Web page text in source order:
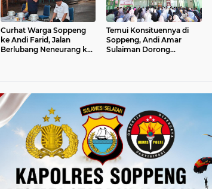
Curhat Warga Soppeng
ke Andi Farid, Jalan
Berlubang Neneurang ke
Temui Konsituennya di
Soppeng, Andi Amar
Sulaiman Dorong